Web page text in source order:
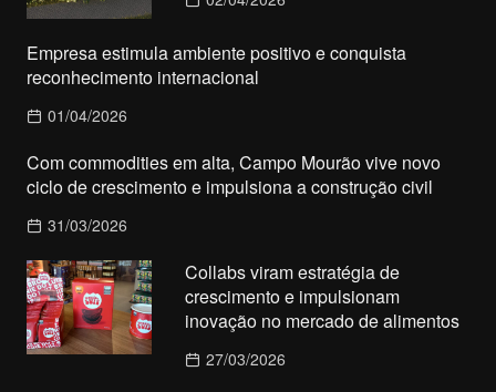
Empresa estimula ambiente positivo e conquista
reconhecimento internacional
01/04/2026
Com commodities em alta, Campo Mourão vive novo
ciclo de crescimento e impulsiona a construção civil
31/03/2026
Collabs viram estratégia de
crescimento e impulsionam
inovação no mercado de alimentos
27/03/2026